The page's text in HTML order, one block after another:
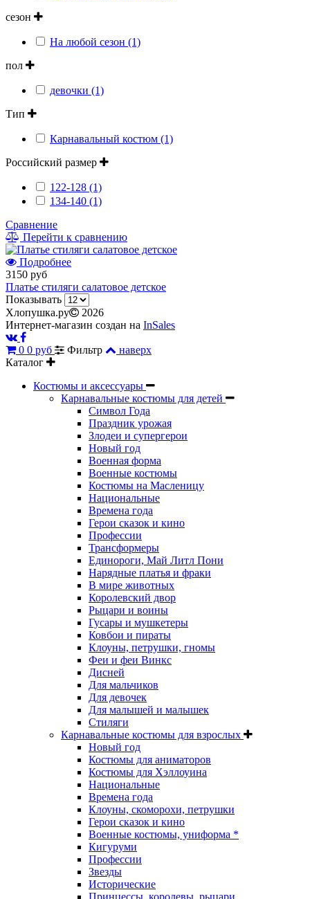
сезон
На любой сезон (1)
пол
девочки (1)
Тип
Карнавальный костюм (1)
Российский размер
122-128 (1)
134-140 (1)
Сравнение
Перейти к сравнению
Подробнее
3150 руб
Платье стиляги салатовое детское
Показывать
Хлопушка.ру
2026
Интернет-магазин создан на InSales
0 0 руб Фильтр
наверх
Каталог
Костюмы и аксессуары
Карнавальные костюмы для детей
Символ Года
Праздник урожая
Злодеи и супергерои
Новый год
Военная форма
Военные костюмы
Костюмы на Масленицу
Национальные
Времена года
Герои сказок и кино
Профессии
Трансформеры
Единороги, Май Литл Пони
Нарядные платья и фраки
В мире животных
Королевский двор
Рыцари и воины
Гусары и мушкетеры
Ковбои и пираты
Клоуны, петрушки, гномы
Феи и феи Винкс
Дисней
Для мальчиков
Для девочек
Для малышей и малышек
Стиляги
Карнавальные костюмы для взрослых
Новый год
Костюмы для аниматоров
Костюмы для Хэллоуина
Национальные
Времена года
Клоуны, скоморохи, петрушки
Герои сказок и кино
Военные костюмы, униформа *
Кигуруми
Профессии
Звезды
Исторические
Принцессы, королевы, рыцари